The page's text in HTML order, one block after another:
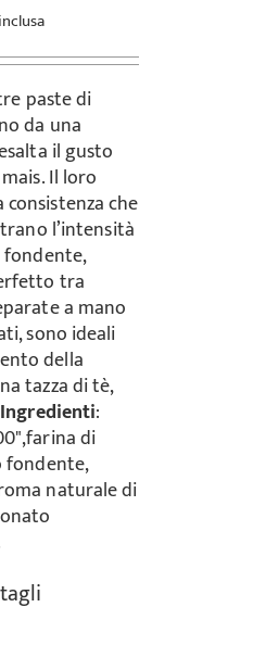
paste di
da una
il gusto
Il loro
che
l’intensità
fondente,
tra
a mano
sono ideali
della
tazza di tè,
Ingredienti:
di
fondente,
naturale di